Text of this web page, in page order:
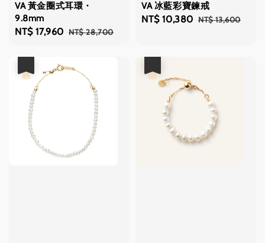
VA 黃金圈式耳環・
9.8mm
Sale
NT$ 17,960 Regular
NT$ 28,700
VA 冰藍彩寶鍊戒
Sale
NT$ 10,380 Regular
NT$ 13,600